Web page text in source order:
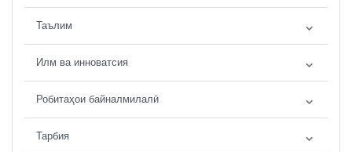
Таълим
Илм ва инноватсия
Робитаҳои байналмилалӣ
Тарбия